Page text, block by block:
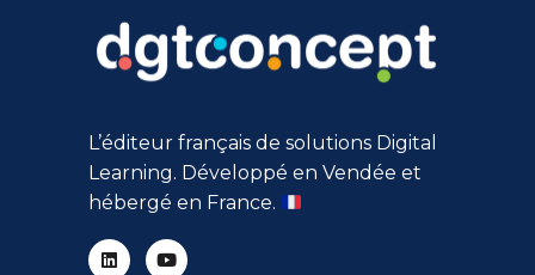
L’éditeur français de solutions Digital
Learning. Développé en Vendée et
hébergé en France.